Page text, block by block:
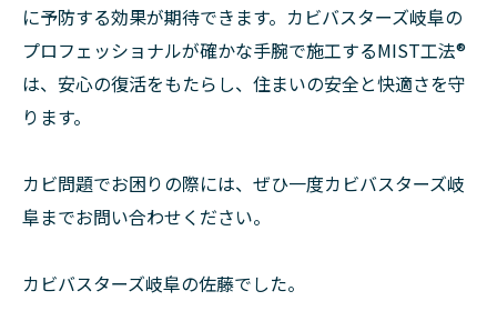
に予防する効果が期待できます。カビバスターズ岐阜の
プロフェッショナルが確かな手腕で施工するMIST工法®
は、安心の復活をもたらし、住まいの安全と快適さを守
ります。
カビ問題でお困りの際には、ぜひ一度カビバスターズ岐
阜までお問い合わせください。
カビバスターズ岐阜の佐藤でした。